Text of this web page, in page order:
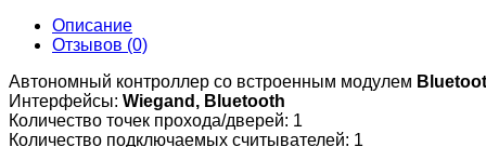
Описание
Отзывов (0)
Автономный контроллер со встроенным модулем
Интерфейсы: Wiegand, Bluetooth
Количество точек прохода/дверей: 1
Количество подключаемых считывателей: 1